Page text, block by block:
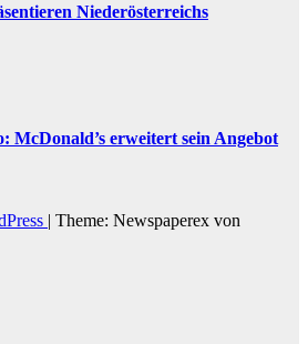
Niederösterreichs
McDonald’s erweitert sein Angebot
| Theme: Newspaperex von